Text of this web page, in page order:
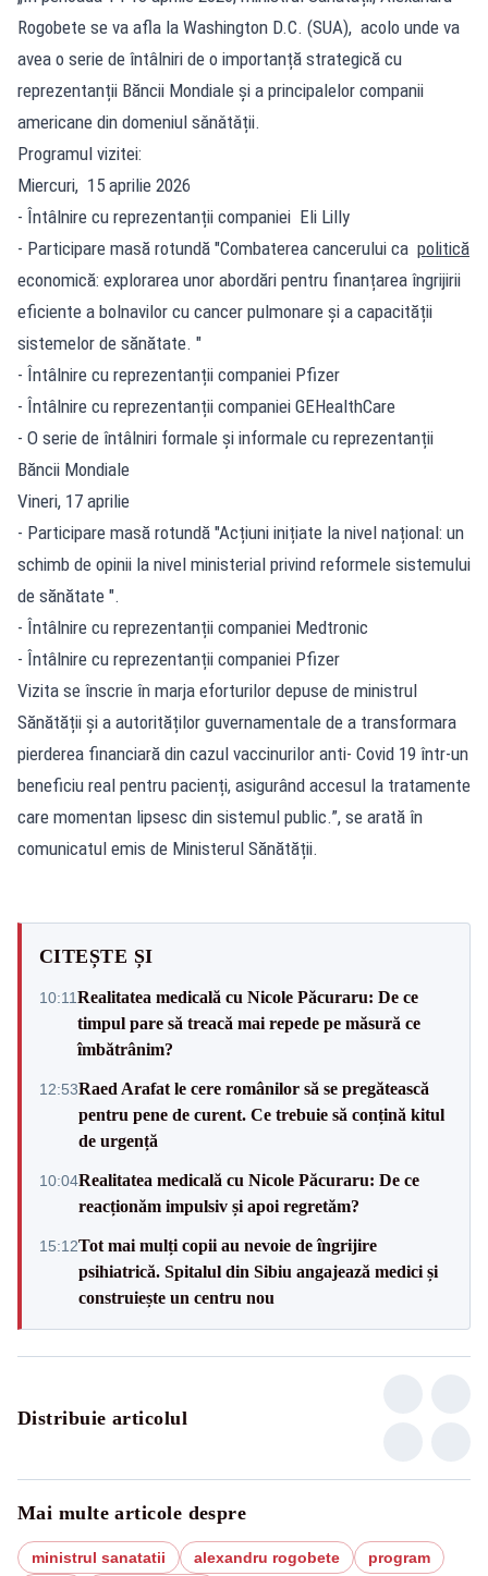
Rogobete se va afla la Washington D.C. (SUA), acolo unde va
avea o serie de întâlniri de o importanță strategică cu
reprezentanții Băncii Mondiale și a principalelor companii
americane din domeniul sǎnǎtǎții.
Programul vizitei:
Miercuri, 15 aprilie 2026
- Întâlnire cu reprezentanții companiei Eli Lilly
- Participare masă rotundă "Combaterea cancerului ca politică
economică: explorarea unor abordări pentru finanțarea îngrijirii
eficiente a bolnavilor cu cancer pulmonare și a capacității
sistemelor de sănătate. "
- Întâlnire cu reprezentanții companiei Pfizer
- Întâlnire cu reprezentanții companiei GEHealthCare
- O serie de întâlniri formale și informale cu reprezentanții
Băncii Mondiale
Vineri, 17 aprilie
- Participare masă rotundă "Acțiuni inițiate la nivel național: un
schimb de opinii la nivel ministerial privind reformele sistemului
de sănătate ".
- Întâlnire cu reprezentanții companiei Medtronic
- Întâlnire cu reprezentanții companiei Pfizer
Vizita se înscrie în marja eforturilor depuse de ministrul
Sănătății și a autorităților guvernamentale de a transformara
pierderea financiară din cazul vaccinurilor anti- Covid 19 într-un
beneficiu real pentru pacienți, asigurând accesul la tratamente
care momentan lipsesc din sistemul public.”, se arată în
comunicatul emis de Ministerul Sănătății.
CITEȘTE ȘI
10:11Realitatea medicală cu Nicole Păcuraru: De ce
timpul pare să treacă mai repede pe măsură ce
îmbătrânim?
12:53Raed Arafat le cere românilor să se pregătească
pentru pene de curent. Ce trebuie să conțină kitul
de urgență
10:04Realitatea medicală cu Nicole Păcuraru: De ce
reacționăm impulsiv și apoi regretăm?
15:12Tot mai mulți copii au nevoie de îngrijire
psihiatrică. Spitalul din Sibiu angajează medici și
construiește un centru nou
Distribuie articolul
Mai multe articole despre
ministrul sanatatii alexandru rogobete program